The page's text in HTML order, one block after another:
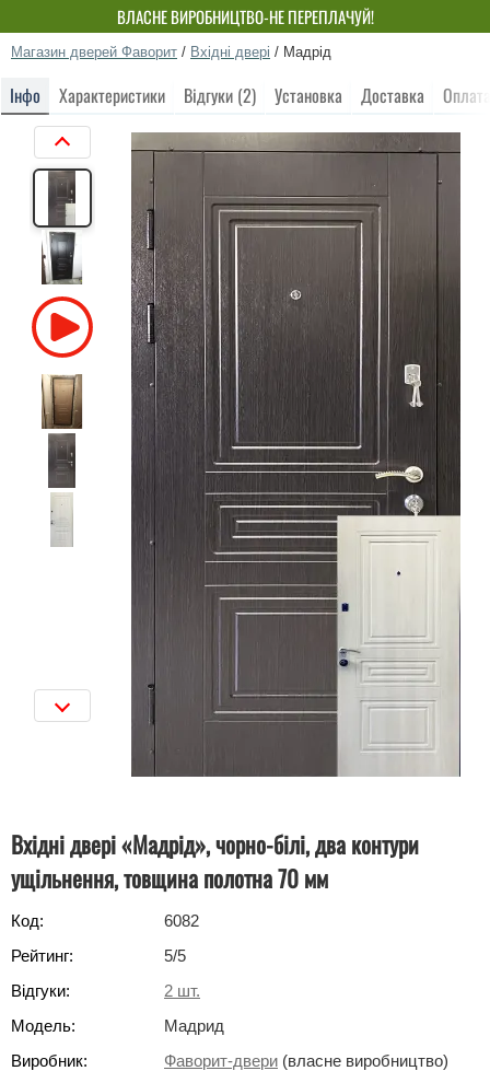
ВЛАСНЕ ВИРОБНИЦТВО-НЕ ПЕРЕПЛАЧУЙ!
Магазин дверей Фаворит / Вхідні двері / Мадрід
Інфо Характеристики Відгуки (2) Установка Доставка Оплата
Вхідні двері «Мадрід», чорно-білі, два контури
ущільнення, товщина полотна 70 мм
Код:
6082
Рейтинг:
5/5
Відгуки:
2 шт.
Модель:
Мадрид
Виробник:
Фаворит-двери (власне виробництво)